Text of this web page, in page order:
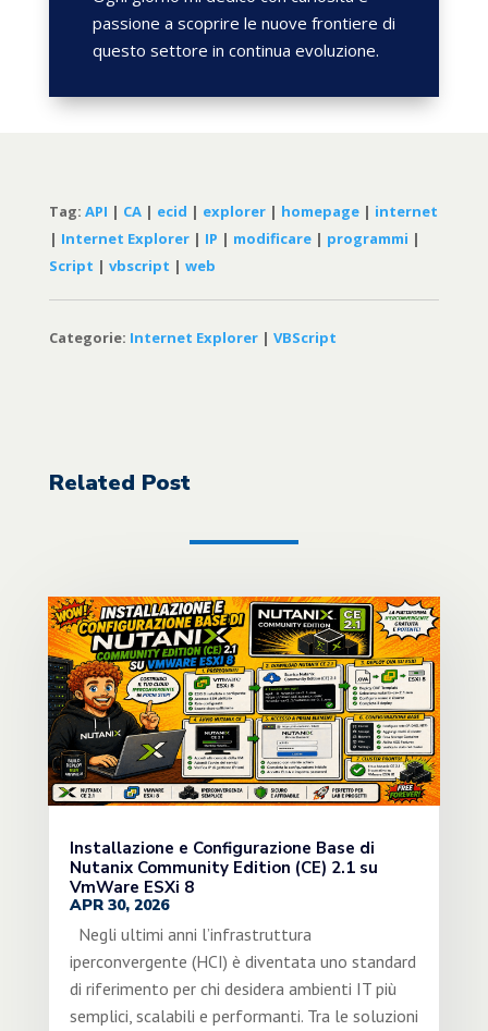
passione a scoprire le nuove frontiere di
questo settore in continua evoluzione.
Tag: API | CA| ecid | explorer| homepage| internet
| Internet Explorer| IP | modificare| programmi |
Script | vbscript | web
Categorie: Internet Explorer| VBScript
Related Post
Installazione e Configurazione Base di
Nutanix Community Edition (CE) 2.1 su
VmWare ESXi 8
APR 30, 2026
Negli ultimi anni l’infrastruttura
iperconvergente (HCI) è diventata uno standard
di riferimento per chi desidera ambienti IT più
semplici, scalabili e performanti. Tra le soluzioni